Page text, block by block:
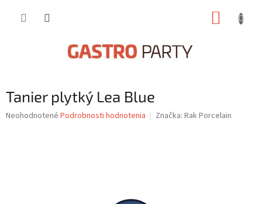
Tanier plytký Lea Blue
Priemerné
Neohodnotené Podrobnosti hodnotenia Značka: Rak Porcelain